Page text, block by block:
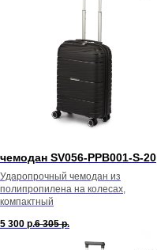
чемодан SV056-PPB001-S-20
Ударопрочный чемодан из
полипропилена на колесах,
компактный
5 300 р.6 305 р.